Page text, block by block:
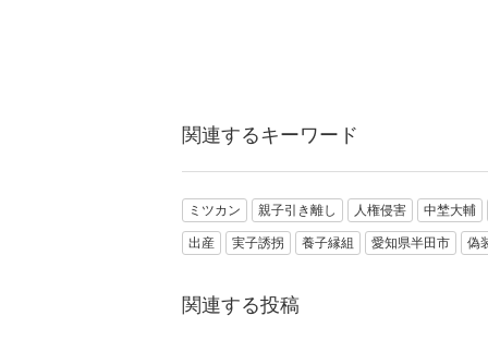
関連するキーワード
ミツカン 親子引き離し 人権侵害 中埜大輔
出産 実子誘拐 養子縁組 愛知県半田市 偽
関連する投稿